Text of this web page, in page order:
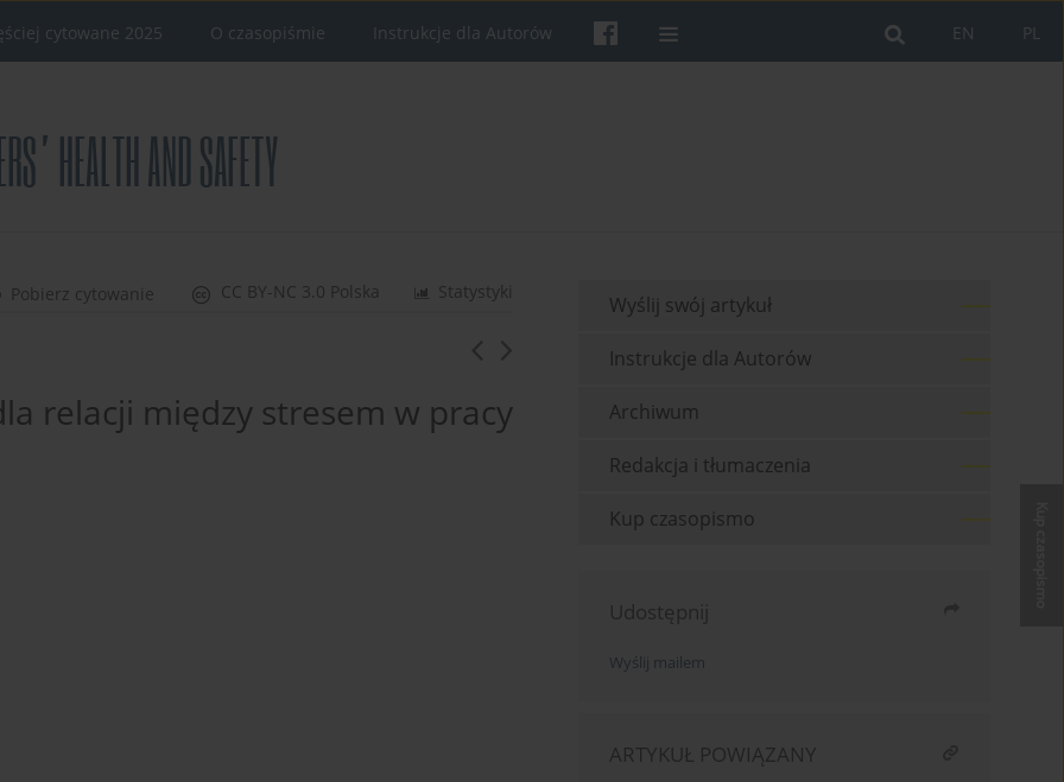
PL
EN
cytowane 2025 O czasopiśmie Instrukcje dla Autorów
Statystyki
CC BY-NC 3.0 Polska
Pobierz cytowanie
relacji między stresem w pracy
Wyślij swój artykuł
Instrukcje dla Autorów
Archiwum
Redakcja i tłumaczenia
Kup czasopismo
Udostępnij
Wyślij mailem
ARTYKUŁ POWIĄZANY